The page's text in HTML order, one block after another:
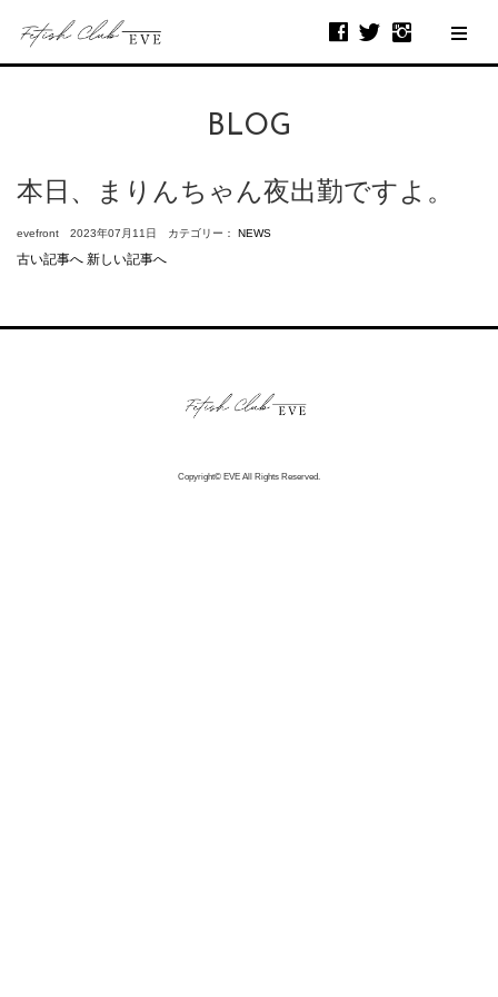
BLOG
本日、まりんちゃん夜出勤ですよ。
evefront 2023年07月11日 カテゴリー： NEWS
古い記事へ 新しい記事へ
Copyright© EVE All Rights Reserved.